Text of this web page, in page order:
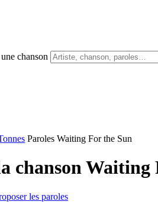
chanson
Paroles Waiting For the Sun
chanson
les paroles